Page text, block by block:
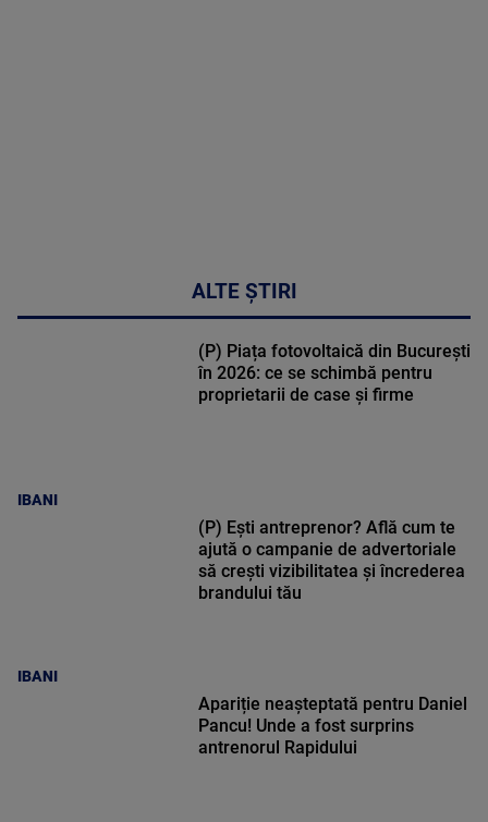
ALTE ȘTIRI
IBANI
(P) Piața fotovoltaică din București
în 2026: ce se schimbă pentru
proprietarii de case și firme
IBANI
(P) Ești antreprenor? Află cum te
ajută o campanie de advertoriale
să crești vizibilitatea și încrederea
brandului tău
Apariție neașteptată pentru Daniel
Pancu! Unde a fost surprins
antrenorul Rapidului